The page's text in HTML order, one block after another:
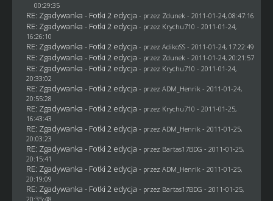
00:29:35
RE: Zgadywanka - Fotki 2 edycja - przez Zdunek - 2011-01-24, 08:47:16
RE: Zgadywanka - Fotki 2 edycja - przez Krychu710 - 2011-01-24,
16:26:10
RE: Zgadywanka - Fotki 2 edycja - przez AdikoSS - 2011-01-24, 17:22:49
RE: Zgadywanka - Fotki 2 edycja - przez Zdunek - 2011-01-24, 20:21:57
RE: Zgadywanka - Fotki 2 edycja - przez Krychu710 - 2011-01-24,
20:33:02
RE: Zgadywanka - Fotki 2 edycja - przez ADM_Henrik - 2011-01-24,
20:55:28
RE: Zgadywanka - Fotki 2 edycja - przez Krychu710 - 2011-01-25,
16:43:43
RE: Zgadywanka - Fotki 2 edycja - przez ADM_Henrik - 2011-01-25,
20:03:23
RE: Zgadywanka - Fotki 2 edycja - przez Bartas17BDG - 2011-01-25,
20:15:41
RE: Zgadywanka - Fotki 2 edycja - przez ADM_Henrik - 2011-01-25,
20:19:09
RE: Zgadywanka - Fotki 2 edycja - przez Bartas17BDG - 2011-01-25,
20:35:48